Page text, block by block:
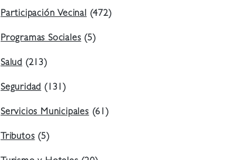
Participación Vecinal(472)
Programas Sociales(5)
Salud (213)
Seguridad(131)
Servicios Municipales(61)
Tributos(5)